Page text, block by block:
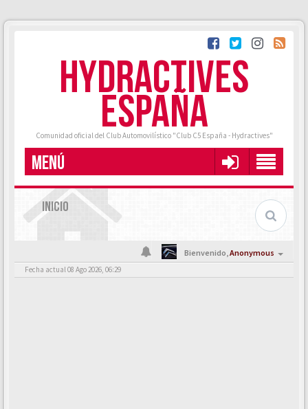
HYDRACTIVES
ESPAÑA
Comunidad oficial del Club Automovilístico "Club C5 España - Hydractives"
MENÚ
INICIO
Bienvenido,Anonymous
Fecha actual 08 Ago 2026, 06:29